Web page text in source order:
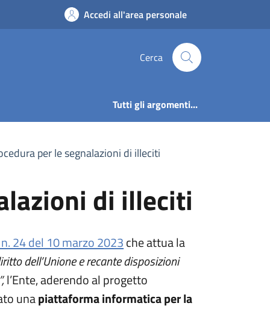
di illeciti |
Accedi all'area personale
Cerca
Tutti gli argomenti...
per le segnalazioni di illeciti
di illeciti
n. 24 del 10 marzo 2023(apre in un'altra scheda).
che attua la
dell’Unione e recante disposizioni
l’Ente, aderendo al progetto
unapiattaforma informatica per la